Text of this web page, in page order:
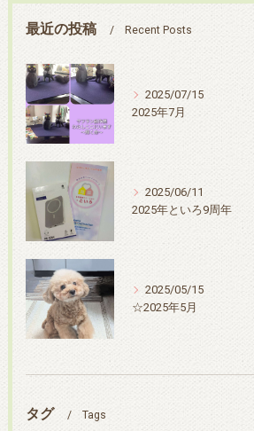
最近の投稿 Recent Posts
2025/07/15
2025年7月
2025/06/11
2025年といろ9周年
2025/05/15
☆2025年5月
タグ Tags